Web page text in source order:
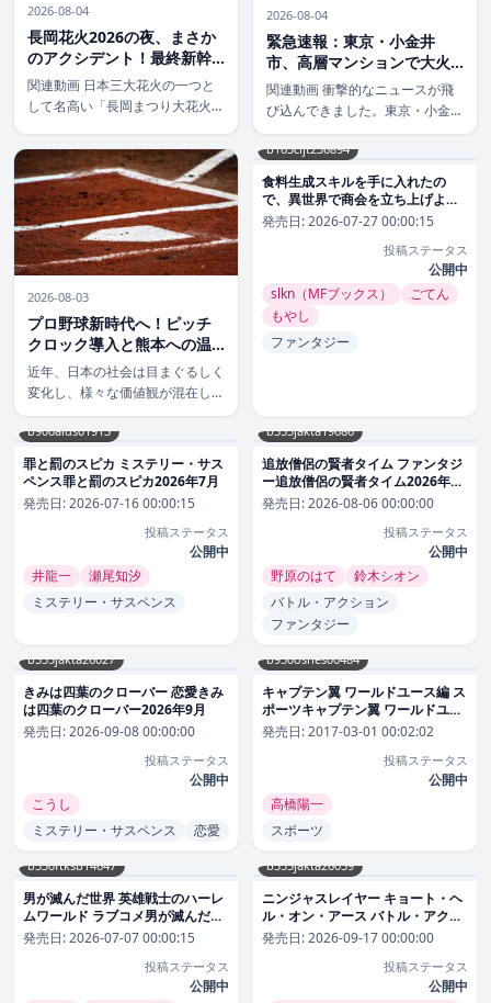
2026-08-04
長岡花火2026の夜、まさか
のアクシデント！最終新幹
線難民124名がアオーレで過
ごした真実
関連動画 日本三大花火の一つと
して名高い「長岡まつり大花火大
の観客を魅了しましたが、その興
奮の裏で、予期せぬ事態が発生し
ていたことが続報として明らかに
なりました。 3日夜、花火大会の
余韻に […]
2026-08-04
緊急速報：東京・小金井
市、高層マンションで大火
災発生！安否不明者の状況
は？
関連動画 衝撃的なニュースが飛
び込んできました。東京・小金井
市の13階建てマンションで、大
規模な火災が発生したとの速報が
入りました。現場は騒然としてお
り、特に「6人が逃げ遅れている
可能性がある」という情報が、さ
2026-08-03
プロ野球新時代へ！ピッチ
クロック導入と熊本への温
かい支援に見る、変化と共
生の日本
近年、日本の社会は目まぐるしく
変化し、様々な価値観が混在して
います。そんな中、スポーツ界の
進化を象徴するニュースと、温か
い社会貢献のニュースが同時に話
題となりました。今回は、プロ野
球の「ピッチクロック」導入の動
b163cijt236894
食料生成スキルを手に入れたの
で、異世界で商会を立ち上げよう
と思います ファンタジー食料生成
スキルを手に入れたので、異世界
で商会を立ち上げようと思います
発売日:2026-07-27 00:00:15
投稿ステータス
公開中
slkn（MFブックス）
ごてん
もやし
ファンタジー
b900alds01913
罪と罰のスピカ ミステリー・サス
ペンス罪と罰のスピカ2026年7月
発売日:2026-07-16 00:00:15
投稿ステータス
公開中
井龍一
瀬尾知汐
ミステリー・サスペンス
b355jakta19686
追放僧侶の賢者タイム ファンタジ
ー追放僧侶の賢者タイム2026年8
月
発売日:2026-08-06 00:00:00
投稿ステータス
公開中
野原のはて
鈴木シオン
バトル・アクション
ファンタジー
b355jakta26027
きみは四葉のクローバー 恋愛きみ
は四葉のクローバー2026年9月
発売日:2026-09-08 00:00:00
投稿ステータス
公開中
こうし
ミステリー・サスペンス
恋愛
b950oshes00484
キャプテン翼 ワールドユース編 ス
ポーツキャプテン翼 ワールドユー
ス編2017年3月
発売日:2017-03-01 00:02:02
投稿ステータス
公開中
高橋陽一
スポーツ
b330ftksb14647
男が滅んだ世界 英雄戦士のハーレ
ムワールド ラブコメ男が滅んだ世
界 英雄戦士のハーレムワールド
2026年7月
発売日:2026-07-07 00:00:15
投稿ステータス
公開中
b355jakta26039
ニンジャスレイヤー キョート・ヘ
ル・オン・アース バトル・アクシ
ョンニンジャスレイヤー キョー
ト・ヘル・オン・アース2026年9
発売日:2026-09-17 00:00:00
投稿ステータス
公開中